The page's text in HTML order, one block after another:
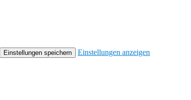
Einstellungen speichern Einstellungen anzeigen